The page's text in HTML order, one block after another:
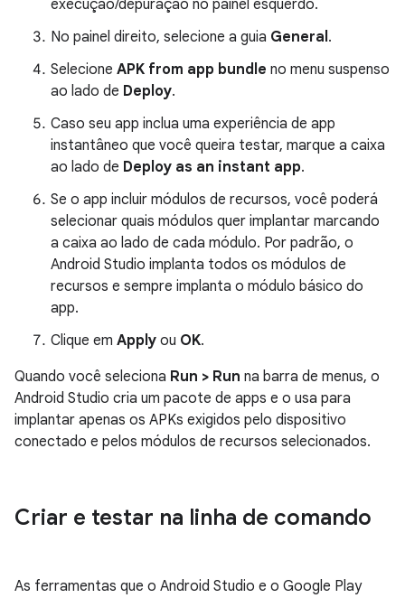
execução/depuração no painel esquerdo.
No painel direito, selecione a guia General.
Selecione APK from app bundle no menu suspenso
ao lado de Deploy.
Caso seu app inclua uma experiência de app
instantâneo que você queira testar, marque a caixa
ao lado de Deploy as an instant app.
Se o app incluir módulos de recursos, você poderá
selecionar quais módulos quer implantar marcando
a caixa ao lado de cada módulo. Por padrão, o
Android Studio implanta todos os módulos de
recursos e sempre implanta o módulo básico do
app.
Clique em Apply ou OK.
Quando você seleciona Run > Run na barra de menus, o
Android Studio cria um pacote de apps e o usa para
implantar apenas os APKs exigidos pelo dispositivo
conectado e pelos módulos de recursos selecionados.
Criar e testar na linha de comando
As ferramentas que o Android Studio e o Google Play